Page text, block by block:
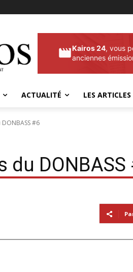
Kairos 24, vous
anciennes
ACTUALITÉ LES ARTICLES
#6
du DONBASS